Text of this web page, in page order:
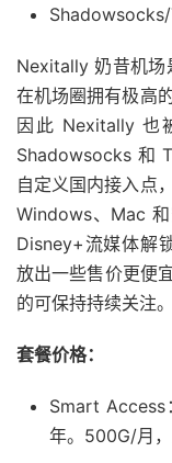
Nexitally 奶昔机场
在机场圈拥有极高
因此 Nexitally 也
Shadowsocks 和
自定义国内接入点
Windows、Mac
Disney+流媒体解
放出一些售价更便
的可保持持续关注。
套餐价格：
Smart Access
年。500G/月，